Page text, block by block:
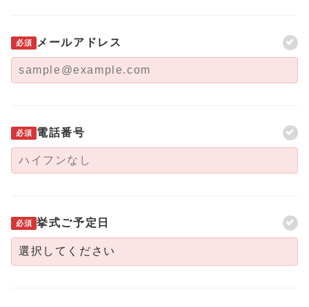
必須 メールアドレス
必須 電話番号
必須 挙式ご予定日